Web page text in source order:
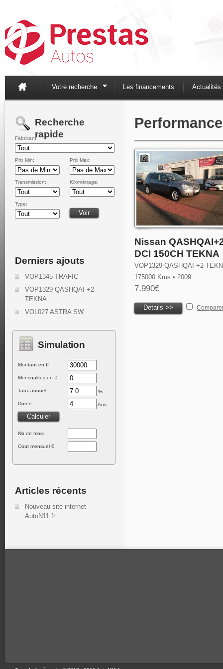
Votre recherche Les financements Actualités
Recherche
rapide
Fabricant:
Prix Min: Prix Max:
Transmission: Kilométrage:
Type:
Derniers ajouts
VOP1345 TRAFIC
VOP1329 QASHQAI +2
TEKNA
VOL027 ASTRA SW
Simulation
Montant en €
Mensualites en €
Taux annuel %
Duree Ans
Nb de mois
Cout mensuel €
Articles récents
Nouveau site internet
AutoN11.fr
Performance
Nissan
DCI 150CH TEKNA
VOP1329 QASHQAI +2
175000 Kms • 2009
7,990€
Details >>